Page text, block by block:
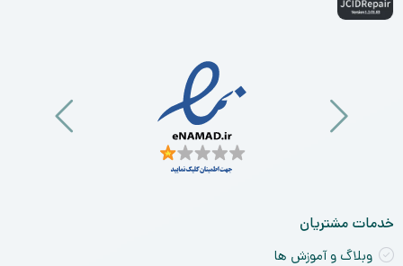
خدمات مشتریان
وبلاگ و آموزش ها